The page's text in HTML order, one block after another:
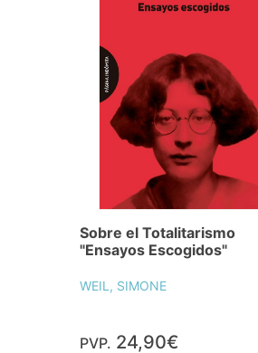
Sobre el Totalitarismo
"Ensayos Escogidos"
WEIL, SIMONE
PVP. 24,90€